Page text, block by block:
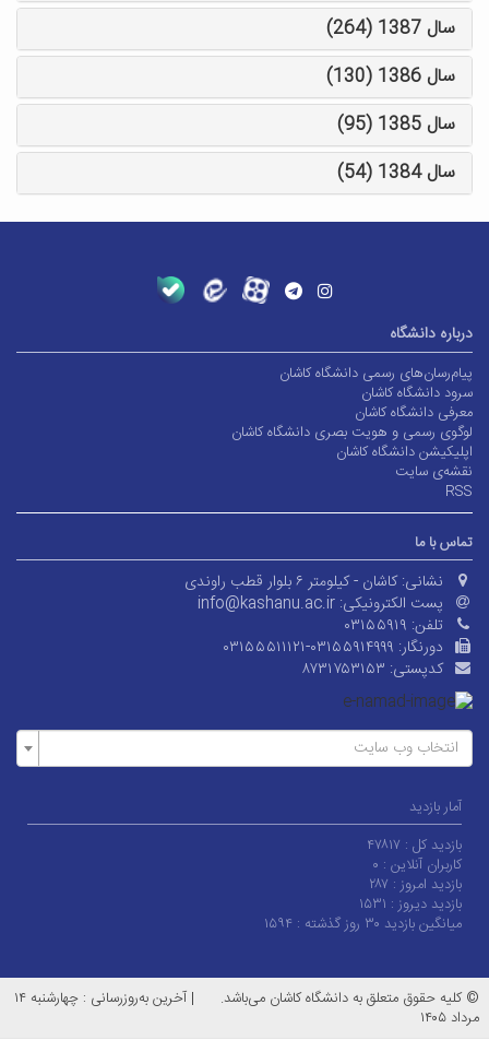
سال 1387 (264)
سال 1386 (130)
سال 1385 (95)
سال 1384 (54)
درباره دانشگاه
پیام‌رسان‌های رسمی دانشگاه کاشان
سرود دانشگاه کاشان
معرفی دانشگاه کاشان
لوگوی رسمی و هویت بصری دانشگاه کاشان
اپلیکیشن دانشگاه کاشان
نقشه‌ی سایت
RSS
تماس با ما
نشانی: کاشان - کیلومتر ۶ بلوار قطب راوندی
پست الکترونیکی: info@kashanu.ac.ir
تلفن: ۰۳۱۵۵۹۱۹
دورنگار: ۰۳۱۵۵۵۱۱۱۲۱-۰۳۱۵۵۹۱۴۹۹۹
کدپستی: ۸۷۳۱۷۵۳۱۵۳
انتخاب وب سایت
آمار بازدید
بازدید کل : ۴۷۸۱۷
کاربران آنلاین : ۰
بازدید امروز : ۲۸۷
بازدید دیروز : ۱۵۳۱
میانگین بازدید ۳۰ روز گذشته :
۱۵۹۴
© کلیه حقوق متعلق به دانشگاه کاشان می‌باشد. |
آخرین به‌روزرسانی : چهارشنبه ۱۴
مرداد ۱۴۰۵